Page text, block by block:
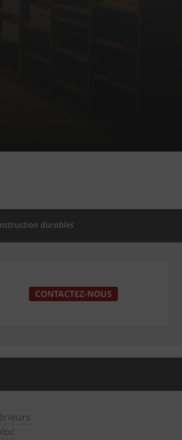
durables
CONTACTEZ-NOUS